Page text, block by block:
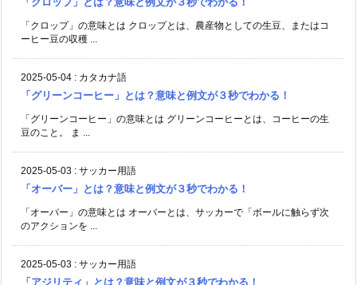
「クロップ」の意味とは クロップとは、農産物としての生豆、またはコ
ーヒー豆の収穫 ...
2025-05-04 : カタカナ語
「グリーンコーヒー」とは？意味と例文が３秒でわかる！
「グリーンコーヒー」の意味とは グリーンコーヒーとは、コーヒーの生
豆のこと。 ま ...
2025-05-03 : サッカー用語
「オーバー」とは？意味と例文が３秒でわかる！
「オーバー」の意味とは オーバーとは、サッカーで「ボールに触らず次
のアクションを ...
2025-05-03 : サッカー用語
「アジリティ」とは？意味と例文が３秒でわかる！